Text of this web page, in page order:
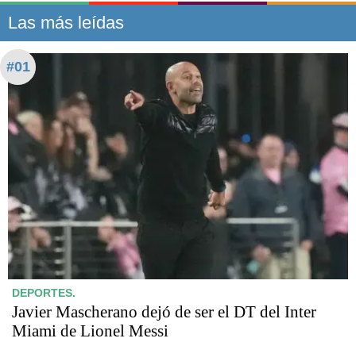
Las más leídas
#01
DEPORTES.
Javier Mascherano dejó de ser el DT del Inter
Miami de Lionel Messi